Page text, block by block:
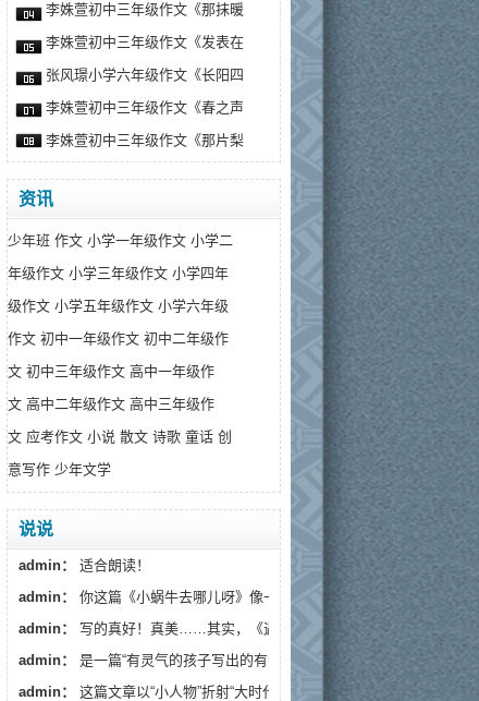
李姝萱初中三年级作文《那抹暖
李姝萱初中三年级作文《发表在
张风璟小学六年级作文《长阳四
李姝萱初中三年级作文《春之声
李姝萱初中三年级作文《那片梨
资讯
少年班 作文 小学一年级作文 小学二
年级作文 小学三年级作文 小学四年
级作文 小学五年级作文 小学六年级
作文 初中一年级作文 初中二年级作
文 初中三年级作文 高中一年级作
文 高中二年级作文 高中三年级作
文 应考作文 小说 散文 诗歌 童话 创
意写作 少年文学
说说
admin：
适合朗读！
admin：
你这篇《小蜗牛去哪儿呀》像一阵温柔的春风，读...
admin：
写的真好！真美……其实，《遇见》藏着一个更深的...
admin：
是一篇“有灵气的孩子写出的有温度的文章”。
admin：
这篇文章以“小人物”折射“大时代”，通过生活化...